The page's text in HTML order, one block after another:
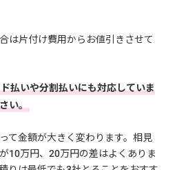
は片付け費用からお値引きさせて
払いや分割払いにも対応していま
い。
て金額が大きく変わります。相見
10万円、20万円の差はよくありま